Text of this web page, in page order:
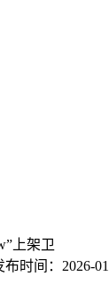
上架卫
布时间： 2026-